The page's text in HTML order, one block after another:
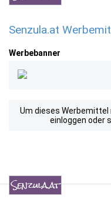
Senzula.at
Werbebanner
Um dieses
einloggen oder